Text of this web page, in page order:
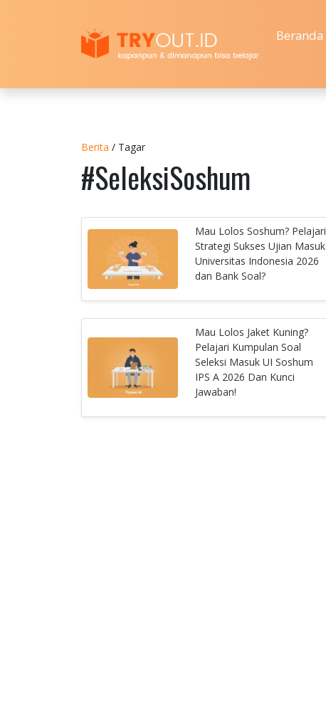
Beranda
Berita / Tagar
#SeleksiSoshum
Mau Lolos Soshum? Pelajari
Strategi Sukses Ujian Masuk
Universitas Indonesia 2026
dan Bank Soal?
Mau Lolos Jaket Kuning?
Pelajari Kumpulan Soal
Seleksi Masuk UI Soshum
IPS A 2026 Dan Kunci
Jawaban!